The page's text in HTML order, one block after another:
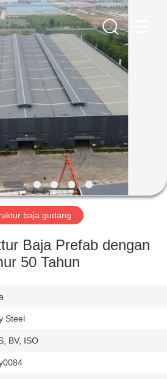
baja gudang
Baja Prefab dengan
50 Tahun
Steel
BV, ISO